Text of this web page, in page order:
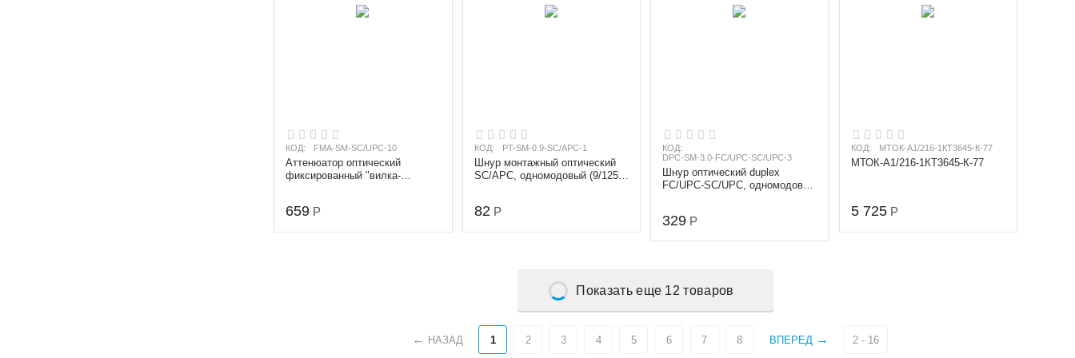
КОД: FMA-SM-SC/UPC-10
Аттенюатор оптический
фиксированный "вилка-
659 Р
КОД: PT-SM-0.9-SC/APC-1
Шнур монтажный оптический
SC/APC, одномодовый (9/125
82 Р
КОД:
DPC-SM-3.0-FC/UPC-SC/UPC-3
Шнур оптический duplex
FC/UPC-SC/UPC, одномодовый
329 Р
КОД: МТОК-А1/216-1КТ3645-К-77
МТОК-А1/216-1КТ3645-К-77
5 725 Р
Показать еще 12 товаров
НАЗАД 1 2 3 4 5 6 7 8 ВПЕРЕД 2 - 16